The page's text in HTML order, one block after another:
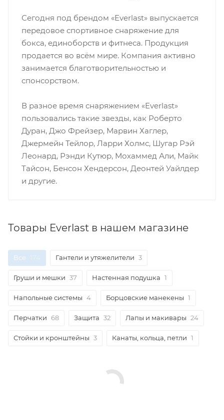
Сегодня под брендом «Everlast» выпускается
передовое спортивное снаряжение для
бокса, единоборств и фитнеса. Продукция
продается во всём мире. Компания активно
занимается благотворительностью и
спонсорством.
В разное время снаряжением «Everlast»
пользовались такие звезды, как Роберто
Дуран, Джо Фрейзер, Марвин Хаглер,
Джермейн Тейлор, Ларри Холмс, Шугар Рэй
Леонард, Рэнди Кутюр, Мохаммед Али, Майк
Тайсон, Бенсон Хендерсон, Деонтей Уайлдер
и другие.
Товары Everlast в нашем магазине
Все Гантели и утяжелители 3
Груши и мешки 37 Настенная подушка 1
Напольные системы 4 Борцовские манекены 1
Перчатки 68 Защита 32 Лапы и макивары 24
Стойки и кронштейны 3 Канаты, кольца, петли 1